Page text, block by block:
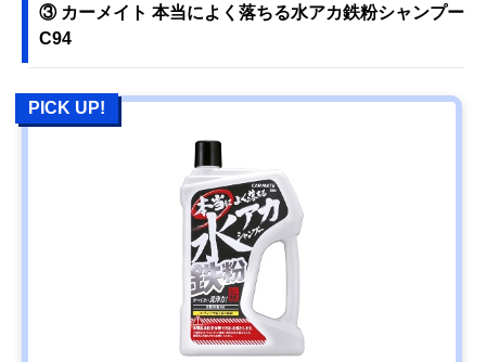
③ カーメイト 本当によく落ちる水アカ鉄粉シャンプー
C94
PICK UP!